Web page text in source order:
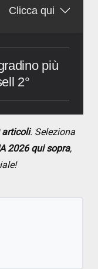
Clicca qui
più
2°
articoli. Seleziona
2026 qui sopra,